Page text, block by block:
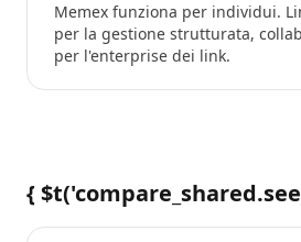
Memex funziona per individui.
per la gestione strutturata,
per l'enterprise dei link.
{